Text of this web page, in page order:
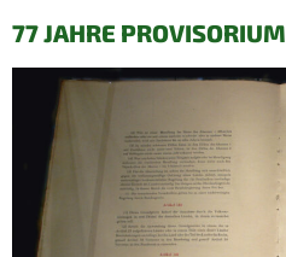
77 JAHRE PROVISORIUM